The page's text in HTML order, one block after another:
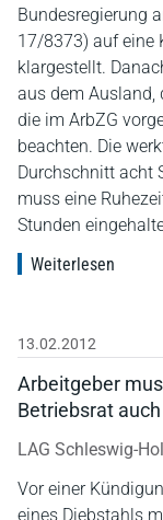
Bundesregierung
17/8373) auf eine
klargestellt.
aus dem Ausland,
die im ArbZG
beachten. Die
Durchschnitt acht
muss eine
Stunden
Weiterlesen
13.02.2012
Arbeitgeber
Betriebsrat
LAG Schleswig-
Vor einer
eines Diebstahls